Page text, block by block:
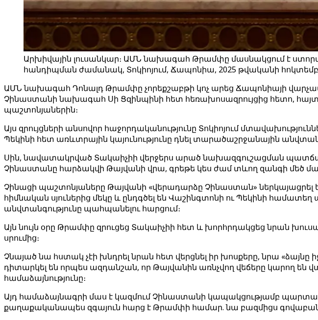
Արխիվային լուսանկար։ ԱՄՆ նախագահ Թրամփը մասնակցում է
հանդիպման ժամանակ, Տոկիոյում, Ճապոնիա, 2025 թվականի
ԱՄՆ նախագահ Դոնալդ Թրամփը չորեքշաբթի կոչ արեց Ճապոնիայի
Չինաստանի նախագահ Սի Ցզինպինի հետ հեռախոսազրույցից հետո,
պաշտոնյաներին։
Այս զրույցների անսովոր հաջորդականությունը Տոկիոյում
Պեկինի հետ առևտրային կայունությունը դնել տարածաշրջանային
Սին, նավատակրված Տակաիչիի վերջերս արած նախազգուշացման
Չինաստանը հարձակվի Թայվանի վրա, գրեթե կես ժամ տևող զանգի մեծ
Չինացի պաշտոնյաները Թայվանի «վերադարձը Չինաստան»
հիմնական սյուներից մեկը և ընդգծել են Վաշինգտոնի ու Պեկինի
անվտանգությունը պահպանելու հարցում։
Այն նույն օրը Թրամփը զրուցեց Տակաիչիի հետ և խորհրդակցեց նրան
սրումից։
Չնայած նա հստակ չէի խնդրել նրան հետ վերցնել իր խոսքերը, նրա
դիտարկել են որպես ազդանշան, որ Թայվանին առնչվող վեճերը կարող
համաձայնությունը։
Այդ համաձայնագրի մաս է կազմում Չինաստանի կապակցությամբ
քաղաքականապես զգայուն հարց է Թրամփի համար. նա բազմիցս